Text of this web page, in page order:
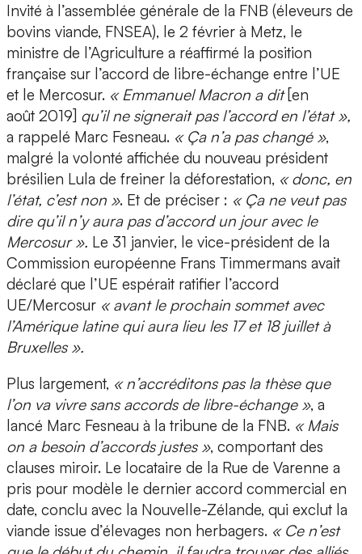
Invité à l’assemblée générale de la FNB (éleveurs de
bovins viande, FNSEA), le 2 février à Metz, le
ministre de l’Agriculture a réaffirmé la position
française sur l’accord de libre-échange entre l’UE
et le Mercosur. « Emmanuel Macron a dit[en
août 2019] qu’il ne signerait pas l’accord en l’état »,
a rappelé Marc Fesneau. « Ça n’a pas changé »,
malgré la volonté affichée du nouveau président
brésilien Lula de freiner la déforestation, « donc, en
l’état, c’est non ». Et de préciser : « Ça ne veut pas
dire qu’il n’y aura pas d’accord un jour avec le
Mercosur ». Le 31 janvier, le vice-président de la
Commission européenne Frans Timmermans avait
déclaré que l’UE espérait ratifier l’accord
UE/Mercosur « avant le prochain sommet avec
l’Amérique latine qui aura lieu les 17 et 18 juillet à
Bruxelles ».
Plus largement, « n’accréditons pas la thèse que
l’on va vivre sans accords de libre-échange », a
lancé Marc Fesneau à la tribune de la FNB. « Mais
on a besoin d’accords justes », comportant des
clauses miroir. Le locataire de la Rue de Varenne a
pris pour modèle le dernier accord commercial en
date, conclu avec la Nouvelle-Zélande, qui exclut la
viande issue d’élevages non herbagers. « Ce n’est